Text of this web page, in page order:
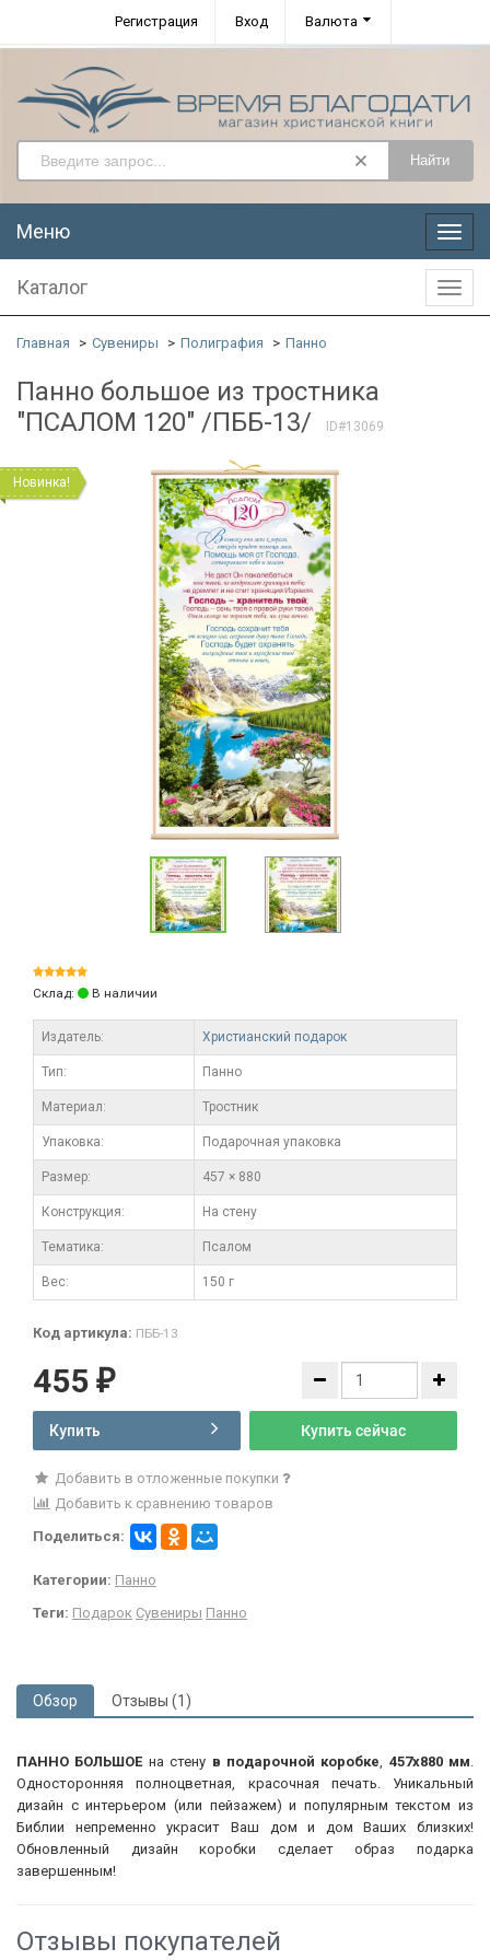
Регистрация Вход Валюта
Найти
Меню
Меню
Каталог
Главная Сувениры Полиграфия Панно
Панно большое из тростника
"ПСАЛОМ 120" /ПББ-13/
ID#13069
Новинка!
Склад: В наличии
Издатель: Христианский подарок
Тип: Панно
Материал: Тростник
Упаковка: Подарочная упаковка
Размер: 457 × 880
Конструкция: На стену
Тематика: Псалом
Вес: 150 г
Код артикула: ПББ-13
455 ₽
Купить Купить сейчас
Добавить в отложенные покупки
Добавить к сравнению товаров
Поделиться:
Категории: Панно
Теги: Подарок Сувениры Панно
Обзор Отзывы (1)
ПАННО БОЛЬШОЕ на стену в подарочной коробке 457х880 мм
Односторонняя полноцветная, красочная печать. Уникальный
дизайн с интерьером (или пейзажем) и популярным текстом из
Библии непременно украсит Ваш дом и дом Ваших близких!
Обновленный дизайн коробки сделает образ подарка
завершенным!
Отзывы покупателей